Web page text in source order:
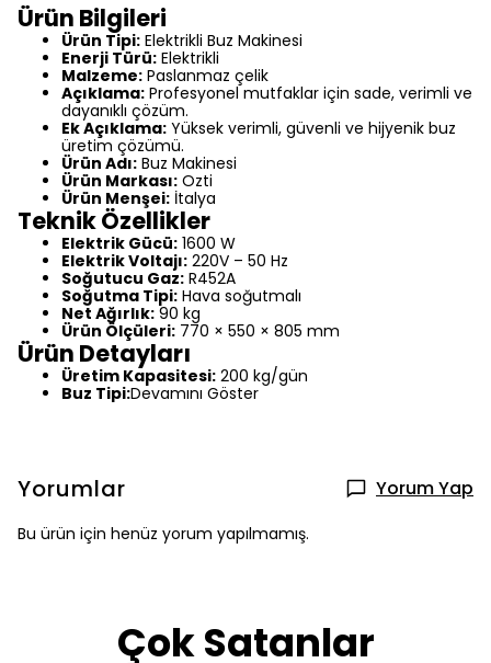
Ürün Bilgileri
Ürün Tipi: Elektrikli Buz Makinesi
Enerji Türü: Elektrikli
Malzeme: Paslanmaz çelik
Açıklama: Profesyonel mutfaklar için sade, verimli ve
dayanıklı çözüm.
Ek Açıklama: Yüksek verimli, güvenli ve hijyenik buz
üretim çözümü.
Ürün Adı: Buz Makinesi
Ürün Markası: Ozti
Ürün Menşei: İtalya
Teknik Özellikler
Elektrik Gücü: 1600 W
Elektrik Voltajı: 220V – 50 Hz
Soğutucu Gaz: R452A
Soğutma Tipi: Hava soğutmalı
Net Ağırlık: 90 kg
Ürün Ölçüleri: 770 × 550 × 805 mm
Ürün Detayları
Üretim Kapasitesi: 200 kg/gün
Buz Tipi:Devamını Göster
Yorumlar Yorum Yap
Bu ürün için henüz yorum yapılmamış.
Çok Satanlar